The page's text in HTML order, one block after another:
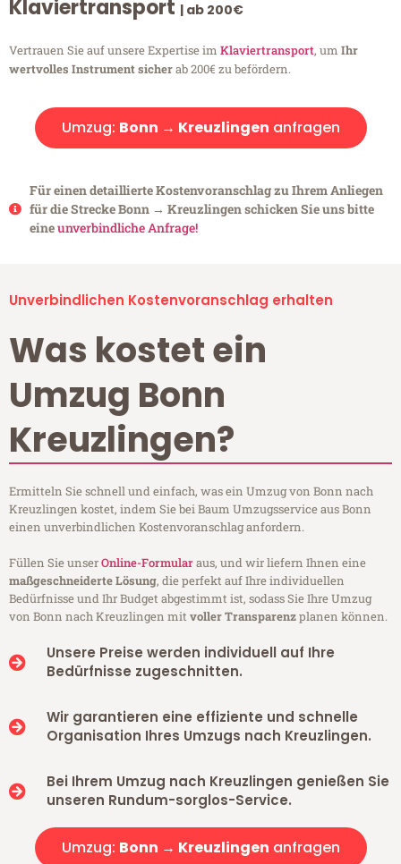
Klaviertransport | ab 200€
Vertrauen Sie auf unsere Expertise im Klaviertransport, um Ihr
wertvolles Instrument sicherab 200€ zu befördern.
Umzug: Bonn → Kreuzlingen anfragen
Für einen detaillierte Kostenvoranschlag zu Ihrem Anliegen
für die Strecke Bonn → Kreuzlingen schicken Sie uns bitte
eineunverbindliche Anfrage!
Unverbindlichen Kostenvoranschlag erhalten
Was kostet ein
Umzug Bonn
Kreuzlingen?
Ermitteln Sie schnell und einfach, was ein Umzug von Bonn nach
Kreuzlingen kostet, indem Sie bei Baum Umzugsservice aus Bonn
einen unverbindlichen Kostenvoranschlag anfordern.
Füllen Sie unserOnline-Formularaus, und wir liefern Ihnen eine
maßgeschneiderte Lösung, die perfekt auf Ihre individuellen
Bedürfnisse und Ihr Budget abgestimmt ist, sodass Sie Ihre Umzug
von Bonn nach Kreuzlingen mitvoller Transparenzplanen können.
Unsere Preise werden individuell auf Ihre
Bedürfnisse zugeschnitten.
Wir garantieren eine effiziente und schnelle
Organisation Ihres Umzugs nach Kreuzlingen.
Bei Ihrem Umzug nach Kreuzlingen genießen Sie
unseren Rundum-sorglos-Service.
Umzug: Bonn → Kreuzlingen anfragen